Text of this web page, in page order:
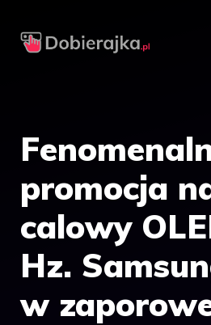
promocja
calowy
Hz.
w